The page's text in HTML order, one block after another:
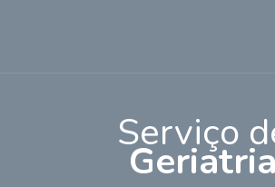
Serviço
Geriatria